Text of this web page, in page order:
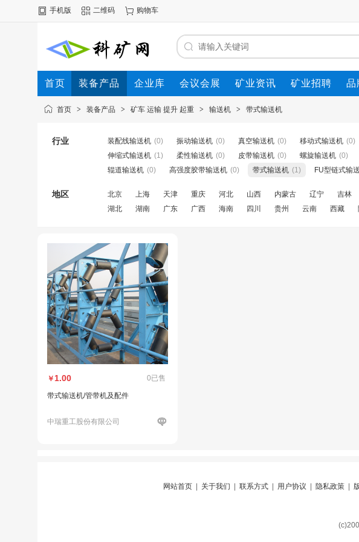
手机版 二维码 购物车
首页 装备产品 企业库 会议会展 矿业资讯 矿业招聘 品
首页 > 装备产品 > 矿车 运输 提升 起重 > 输送机 > 带式输送机
行业 装配线输送机 (0) 振动输送机 (0) 真空输送机 (0) 移动式输送机 (0)
伸缩式输送机 (1) 柔性输送机 (0) 皮带输送机 (0) 螺旋输送机 (0)
辊道输送机 (0) 高强度胶带输送机 (0) 带式输送机 (1) FU型链式输
地区 北京 上海 天津 重庆 河北 山西 内蒙古 辽宁 吉林
湖北
湖南 广东 广西 海南 四川 贵州 云南 西藏
￥ 1.00 0已售
带式输送机/管带机及配件
中瑞重工股份有限公司
网站首页 关于我们 联系方式 用户协议 隐私政策